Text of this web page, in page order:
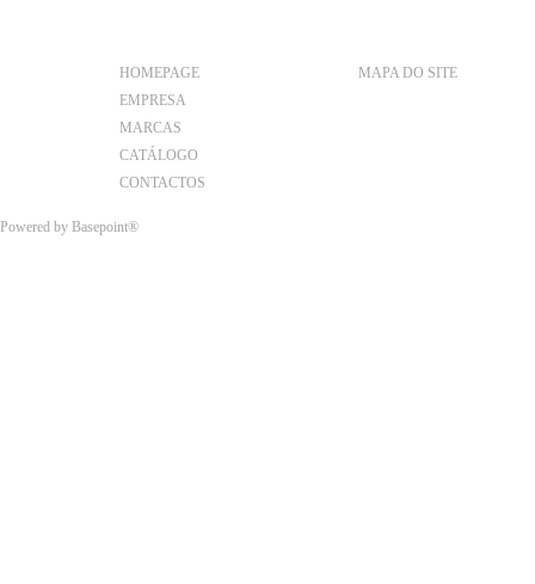
HOMEPAGE
EMPRESA
MARCAS
CATÁLOGO
CONTACTOS
MAPA DO SITE
Powered by Basepoint®